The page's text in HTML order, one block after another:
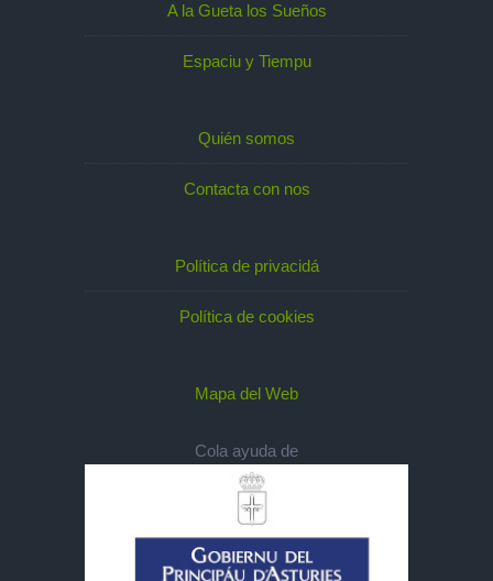
A la Gueta los Sueños
Espaciu y Tiempu
Quién somos
Contacta con nos
Política de privacidá
Política de cookies
Mapa del Web
Cola ayuda de